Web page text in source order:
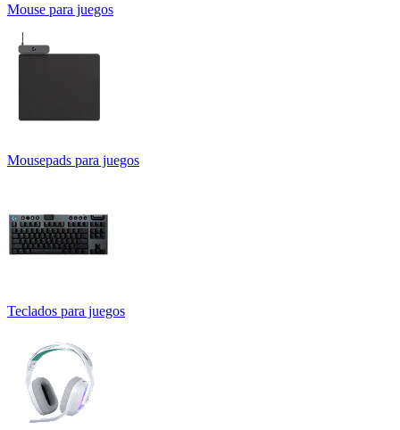
Mouse para juegos
Mousepads para juegos
Teclados para juegos